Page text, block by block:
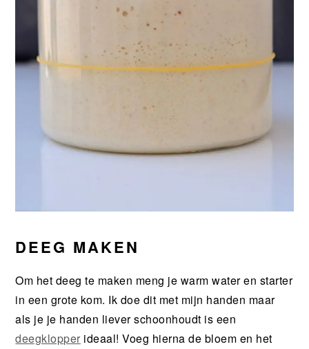
DEEG MAKEN
Om het deeg te maken meng je warm water en starter
in een grote kom. Ik doe dit met mijn handen maar
als je je handen liever schoonhoudt is een
deegklopper ideaal! Voeg hierna de bloem en het